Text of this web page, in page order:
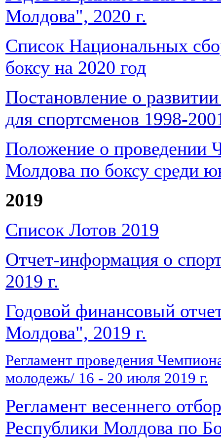
Молдова", 2020 г.
Список Национальных
боксу на 2020 год
Постановление о
для спортсменов 1998-
Положение о проведении
Молдова по боксу среди
2019
Список Лотов 2019
Отчет-информация о
2019 г.
Годовой финансовый
Молдова", 2019 г.
Регламент проведения
молодежь/ 16 - 20 июля 2019 г.
Регламент весеннего
Республики Молдова по